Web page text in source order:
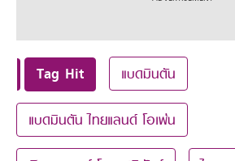
Tag Hit แบดมินตัน
แบดมินตัน ไทยแลนด์ โอเพ่น